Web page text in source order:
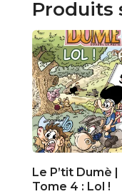
Produits
Le P’tit Dumè |
Tome 4 : Lol !